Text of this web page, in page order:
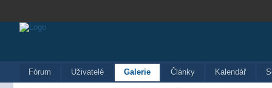
Fórum Uživatelé Galerie Články Kalendář